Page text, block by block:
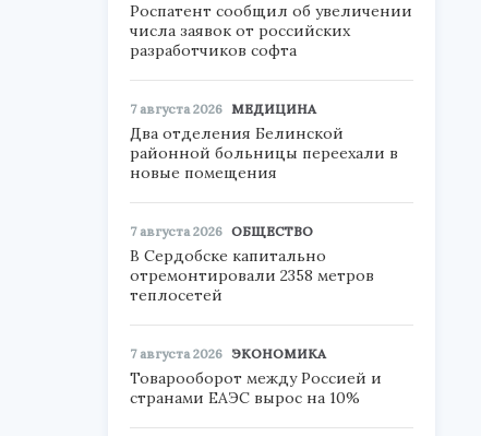
Роспатент сообщил об увеличении
числа заявок от российских
разработчиков софта
7 августа 2026 МЕДИЦИНА
Два отделения Белинской
районной больницы переехали в
новые помещения
7 августа 2026 ОБЩЕСТВО
В Сердобске капитально
отремонтировали 2358 метров
теплосетей
7 августа 2026 ЭКОНОМИКА
Товарооборот между Россией и
странами ЕАЭС вырос на 10%